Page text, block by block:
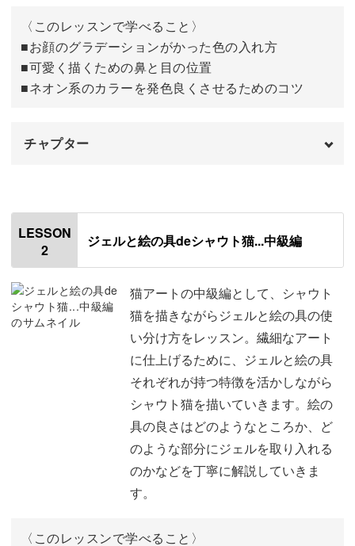
イラストアートは、可愛い印象になりがち…
けれど、繊細さを意識して描くことで、幼くなりすぎるこ
大人が楽しめる程よい可愛さで、イラストアートを仕上げ
講座ではこんなポイントを丁寧にご紹介していきます。
◯お顔のグラデーションがかった色の入れ方
◯可愛く描くための鼻と目の位置
◯ネオン系のカラーを発色良くさせるためのコツ
など、手描きアート初心者さんでもマスターできるような
内容になっています。
基本をマスターした後は、様々なアレンジを楽しんでみま
〈このレッスンで学べること〉
■お顔のグラデーションがかった色の入れ方
■可愛く描くための鼻と目の位置
■ネオン系のカラーを発色良くさせるためのコツ
チャプター
使用アイテム
輪郭を描く
顔の中心に茶色をのせる 01:45
顔の中心に茶色を二度塗りする 03:08
04:06
目、鼻、耳の内側を描く 04:56
アウトラインを描く 07:47
11:58
トップコートを塗って仕上げる
LESSON
2
ジェルと絵の具deシャウト猫...中級編
猫アートの中級編として、シャウト
猫を描きながらジェルと絵の具の使
い分け方をレッスン。繊細なアート
に仕上げるために、ジェルと絵の具
それぞれが持つ特徴を活かしながら
シャウト猫を描いていきます。絵の
具の良さはどのようなところか、ど
のような部分にジェルを取り入れる
のかなどを丁寧に解説していきま
す。
〈このレッスンで学べること〉